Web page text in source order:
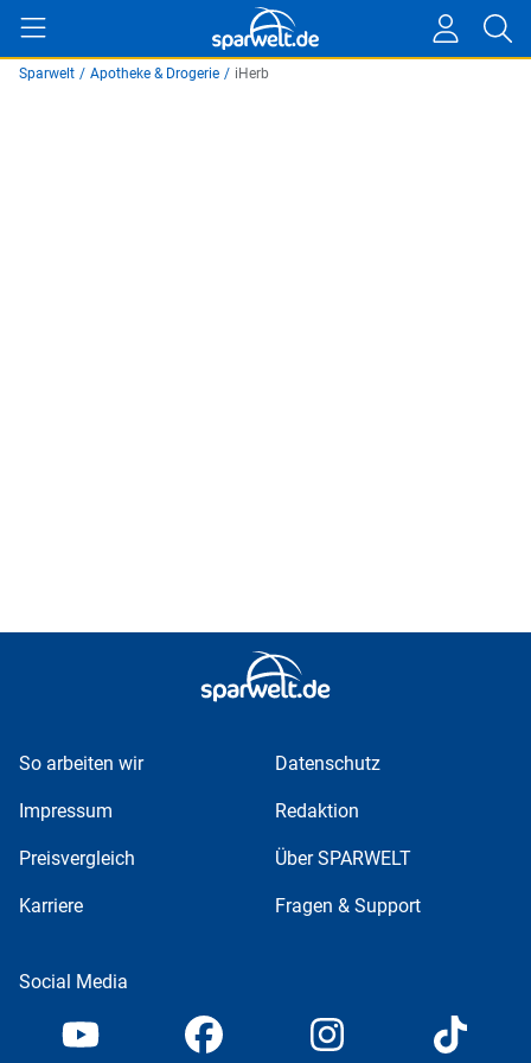
Sparwelt / Apotheke & Drogerie / iHerb
So arbeiten wir Datenschutz
Impressum Redaktion
Preisvergleich Über SPARWELT
Karriere Fragen & Support
Social Media